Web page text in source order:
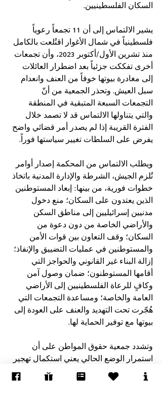
السكان الفلسطينيين.
يشير الالتماس إلى أن 11 تجمعاً رعوياً
فلسطينياً في شمال الأغوار اقتُلعت بالكامل
منذ تشرين الأول/أكتوبر 2023، وأن تجمعات
أخرى تفككت جزئياً بعد اضطرار العائلات
إلى مغادرة بيوتها خوفاً من العنف وانعدام
سبل العيش. وتحذر الجمعية من أنّ
التجمعات السبعة المتبقية في المنطقة
والتي يتناولها الالتماس قد لا تصمد خلال
الفترة القريبة إذا لم يصدر أمر قضائي واضح
يفرض على السلطات تغيير سياستها فوراً.
ويطلب الالتماس من المحكمة إصدار أوامر
تُلزم الجيش، الشرطة والإدارة المدنية باتخاذ
خطوات فورية، من بينها: إبعاد المستوطنين
الذين يعتدون على السكان؛ منع دخول
مدنيين إسرائيليين إلى مناطق السكن
والأراضي الخاصة من دون دعوة من
السكان؛ وقف التعاون بين قوات الأمن
والمستوطنين في عمليات التضييق والإنفاذ؛
إزالة البناء غير القانوني والحواجز التي
أقامها المستوطنون؛ ضمان وصول آمن
وكافٍ للرعاة الفلسطينيين إلى الأراضي
العامة والخاصة؛ ومساعدة التجمعات التي
هُجّرت تحت التهديد والعنف على العودة إلى
بيوتها مع توفير الحماية لها.
وتشدد جمعية حقوق المواطن على أن
استمرار الوضع الحالي يعني استكمال تهجير
آخر التجمعات الرعوية الفلسطينية في
شمال الأغوار، ومحو الوجود الفلسطيني